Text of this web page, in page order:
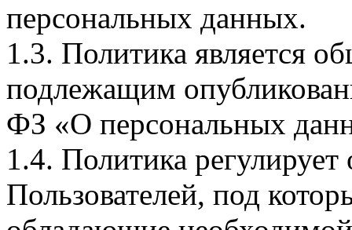
персональных данных.
1.3. Политика является
подлежащим
ФЗ «О персональных
1.4. Политика
Пользователей, под